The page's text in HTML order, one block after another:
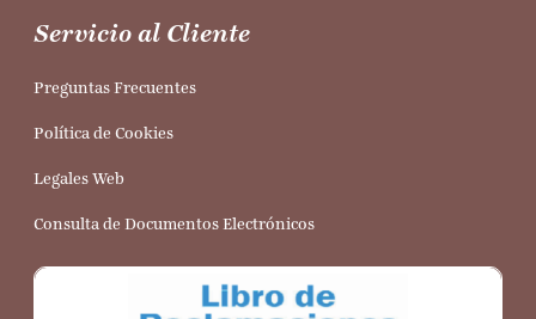
Servicio al Cliente
Preguntas Frecuentes
Política de Cookies
Legales Web
Consulta de Documentos Electrónicos